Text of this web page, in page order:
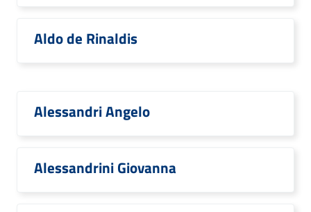
Aldo de Rinaldis
Alessandri Angelo
Alessandrini Giovanna